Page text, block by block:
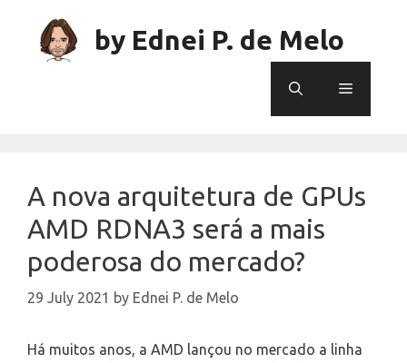
content
by Ednei P. de Melo
Menu
A nova arquitetura de GPUs
AMD RDNA3 será a mais
poderosa do mercado?
29 July 2021 by Ednei P. de Melo
Há muitos anos, a AMD lançou no mercado a linha